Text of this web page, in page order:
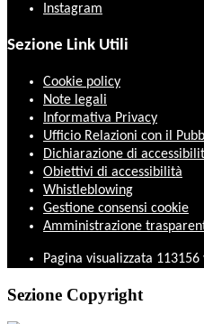
Instagram
Sezione Link Utili
Cookie policy
Note legali
Informativa Privacy
Ufficio Relazioni con il
Dichiarazione di
Obiettivi di accessibilità
Whistleblowing
Gestione consensi cookie
Amministrazione
Pagina visualizzata 113156
Sezione Copyright